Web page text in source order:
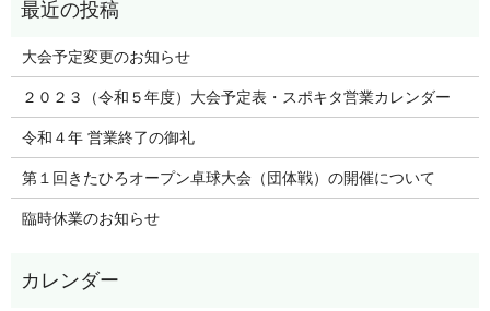
大会予定変更のお知らせ
２０２３（令和５年度）大会予定表・スポキタ営業カレンダー
令和４年 営業終了の御礼
第１回きたひろオープン卓球大会（団体戦）の開催について
臨時休業のお知らせ